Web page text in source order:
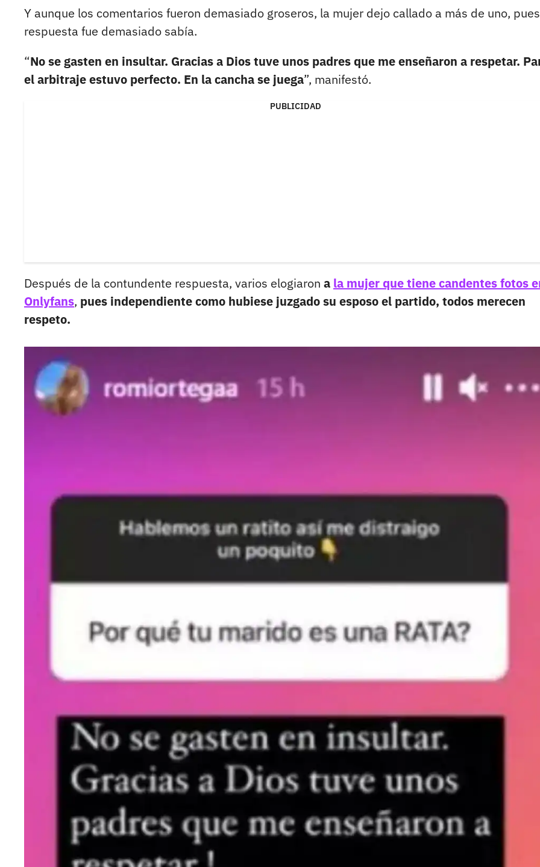
Y aunque los comentarios fueron demasiado groseros, la mujer dejo callado a más de uno,
respuesta fue demasiado sabía.
“No se gasten en insultar. Gracias a Dios tuve unos padres que me enseñaron a respetar.
el arbitraje estuvo perfecto. En la cancha se juega”, manifestó.
PUBLICIDAD
Después de la contundente respuesta, varios elogiaron a la mujer que tiene candentes fotos
Onlyfans, pues independiente como hubiese juzgado su esposo el partido, todos merecen
respeto.